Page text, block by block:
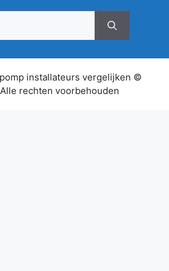
installateurs vergelijken ©
rechten voorbehouden